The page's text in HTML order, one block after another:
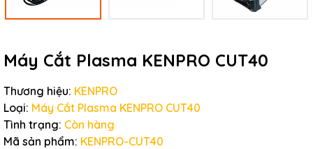
Máy Cắt Plasma KENPRO CUT40
Thương hiệu: KENPRO
Loại: Máy Cắt Plasma KENPRO CUT40
Tình trạng: Còn hàng
Mã sản phẩm: KENPRO-CUT40